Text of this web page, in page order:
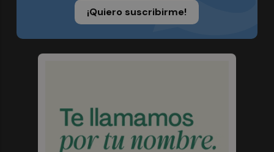
¡Quiero suscribirme!